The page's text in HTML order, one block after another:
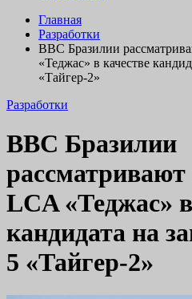
Главная
Разработки
ВВС Бразилии
«Теджас» в качестве
«Тайгер-2»
Разработки
ВВС Бразилии
LCA «Теджас»
кандидата на
5 «Тайгер-2»